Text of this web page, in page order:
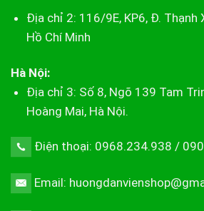
Địa chỉ 2: 116/9E, KP6, Đ. Thạnh
Hồ Chí Minh
Hà Nội:
Địa chỉ 3: Số 8, Ngõ 139 Tam
Hoàng Mai, Hà Nội.
Điện thoại: 0968.234.938 /
Email: